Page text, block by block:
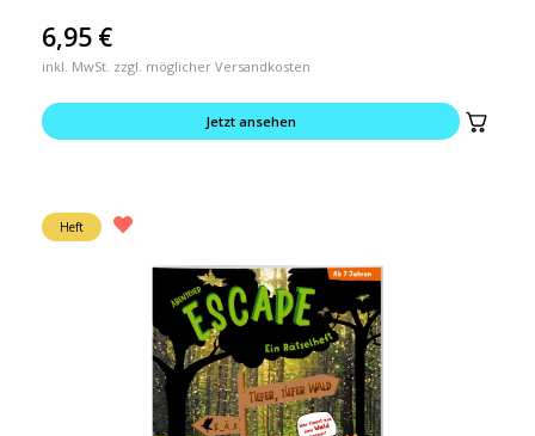
6,95 €
inkl. MwSt. zzgl. möglicher Versandkosten
Jetzt ansehen
Heft